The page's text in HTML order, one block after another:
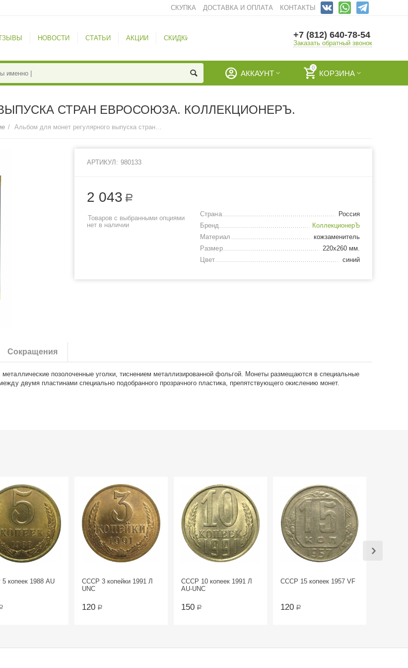
СКУПКА ДОСТАВКА И ОПЛАТА КОНТАКТЫ
НОВОСТИ СТАТЬИ АКЦИИ СКИДКИ +7 (812) 640-78-54
Заказать обратный звонок
0
КОРЗИНА
АККАУНТ
СТРАН ЕВРОСОЮЗА. КОЛЛЕКЦИОНЕРЪ.
/ Альбом для монет регулярного выпуска стран Евросоюза. КоллекционерЪ.
АРТИКУЛ: 980133
2 043 Р
Товаров с выбранными опциями
нет в наличии
Страна
Россия
Бренд
КоллекционерЪ
Материал
кожзаменитель
Размер
220х260 мм.
Цвет
синий
Сокращения
позолоченные уголки, тиснением металлизированной фольгой. Монеты размещаются в специальные
двумя пластинами специально подобранного прозрачного пластика, препятствующего окислению монет.
копеек 1988 AU
СССР 3 копейки 1991 Л
UNC
120 Р
СССР 10 копеек 1991 Л
AU-UNC
150 Р
СССР 15 копеек 1957 VF
120 Р